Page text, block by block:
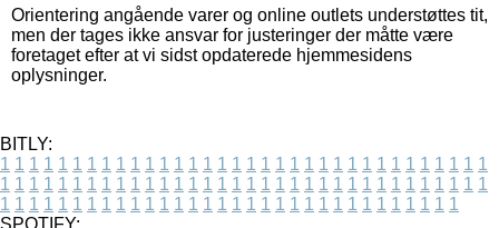
Orientering angående varer og online outlets understøttes tit,
men der tages ikke ansvar for justeringer der måtte være
foretaget efter at vi sidst opdaterede hjemmesidens
oplysninger.
BITLY:
1 1 1 1 1 1 1 1 1 1 1 1 1 1 1 1 1 1 1 1 1 1 1 1 1 1 1 1 1 1 1 1 1 1
1 1 1 1 1 1 1 1 1 1 1 1 1 1 1 1 1 1 1 1 1 1 1 1 1 1 1 1 1 1 1 1 1 1
1 1 1 1 1 1 1 1 1 1 1 1 1 1 1 1 1 1 1 1 1 1 1 1 1 1 1 1 1 1 1 1
SPOTIFY: